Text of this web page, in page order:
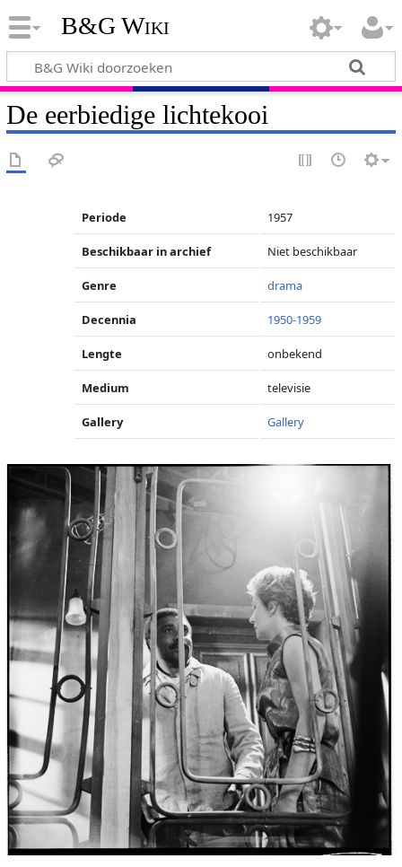
B&G Wiki
De eerbiedige lichtekooi
Periode 1957
Beschikbaar in archief Niet beschikbaar
Genre drama
Decennia 1950-1959
Lengte onbekend
Medium televisie
Gallery Gallery